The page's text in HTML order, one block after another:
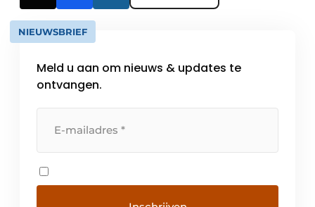
NIEUWSBRIEF
Meld u aan om nieuws & updates te
ontvangen.